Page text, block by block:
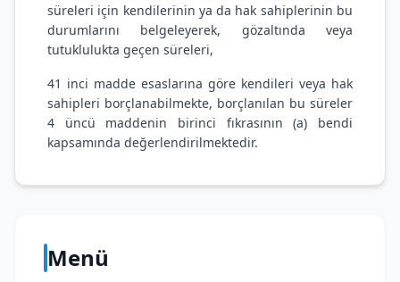
Menü
süreleri için kendilerinin ya da hak sahiplerinin bu
durumlarını belgeleyerek, gözaltında veya
tutuklulukta geçen süreleri,
41 inci madde esaslarına göre kendileri veya hak
sahipleri borçlanabilmekte, borçlanılan bu süreler
4 üncü maddenin birinci fıkrasının (a) bendi
kapsamında değerlendirilmektedir.